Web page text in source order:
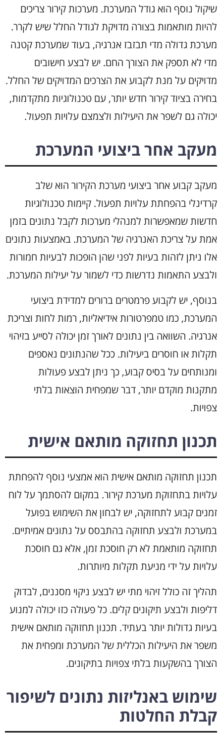
שיקול נוסף הוא גודל המערכת. מערכות קירור צריכים
להיות מותאמות בצורה מדויקת לגודל החלל שיש לקרר.
מערכת גדולה מדי תבזבז אנרגיה, בעוד שמערכת קטנה
מדי לא תספק את הצורך החם. יש לבצע חישובים
מדויקים על מנת לקבוע את הצרכים המדויקים של החלל.
בחירה בציוד קירור חדש יותר, עם טכנולוגיות מתקדמות,
יכולה גם לשפר את היעילות ולצמצם עלויות תפעול.
מעקב אחר ביצועי המערכת
מעקב קבוע אחר ביצועי מערכת הקירור הוא שלב
קרדינלי בהפחתת עלויות תפעול. קיימות טכנולוגיות
חדשות שמאפשרות למנהלי מערכות לקבל נתונים בזמן
אמת על צריכת האנרגיה של המערכת. באמצעות נתונים
אלו ניתן לזהות בעיות לפני שהן הופכות לבעיות חמורות
ולבצע התאמות נדרשות כדי לשמור על יעילות המערכת.
בנוסף, יש לקבוע פרמטרים ברורים למדידת ביצועי
המערכת, כמו טמפרטורות אידיאליות, רמות לחות וצריכת
אנרגיה. השוואה בין נתונים לאורך זמן יכולה לסייע בזיהוי
תקלות או חוסרים ביעילות. ככל שהנתונים נאספים
ומנותחים על בסיס קבוע, כך ניתן לבצע פעולות
מתקנות מוקדם יותר, דבר שמפחית הוצאות בלתי
צפויות.
תכנון תחזוקה מותאם אישית
תכנון תחזוקה מותאם אישית הוא אמצעי נוסף להפחתת
עלויות בתחזוקת מערכת קירור. במקום להסתמך על לוח
זמנים קבוע לתחזוקה, יש לבחון את השימוש בפועל
במערכת ולבצע תחזוקה בהתבסס על נתונים אמיתיים.
תחזוקה מותאמת לא רק חוסכת זמן, אלא גם חוסכת
עלויות על ידי מניעת תקלות מיותרות.
תהליך זה כולל זיהוי מתי יש לבצע ניקוי מסננים, לבדוק
דליפות ולבצע תיקונים קלים. כל פעולה כזו יכולה למנוע
בעיות גדולות יותר בעתיד. תכנון תחזוקה מותאם אישית
משפר את היעילות הכללית של המערכת ומפחית את
הצורך בהשקעות בלתי צפויות בתיקונים.
שימוש באנליזות נתונים לשיפור
קבלת החלטות